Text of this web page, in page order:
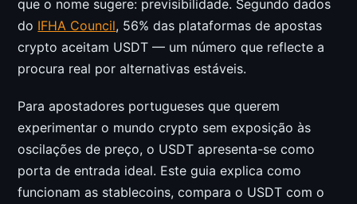
que o nome sugere: previsibilidade. Segundo dados
do IFHA Council, 56% das plataformas de apostas
crypto aceitam USDT — um número que reflecte a
procura real por alternativas estáveis.
Para apostadores portugueses que querem
experimentar o mundo crypto sem exposição às
oscilações de preço, o USDT apresenta-se como
porta de entrada ideal. Este guia explica como
funcionam as stablecoins, compara o USDT com o